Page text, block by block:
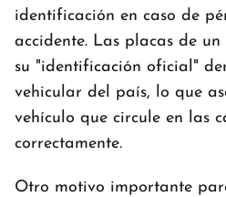
identificación en caso de
accidente. Las placas de
su "identificación oficial"
vehicular del país, lo que
vehículo que circule en las
correctamente.
Otro motivo importante